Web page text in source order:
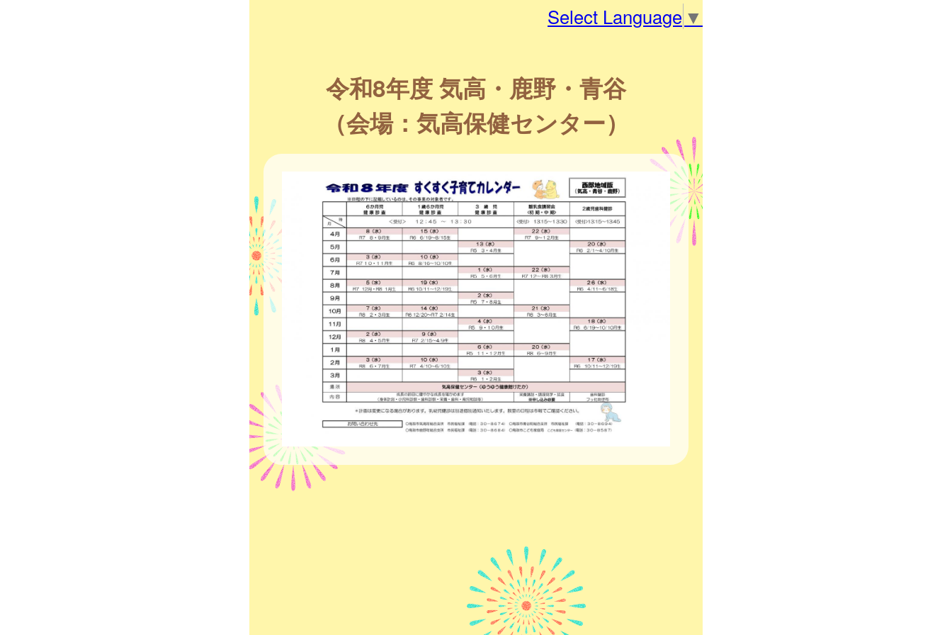
Select Language ▼
令和8年度 気高・鹿野・青谷
（会場：気高保健センター）